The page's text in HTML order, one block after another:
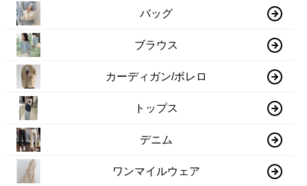
バッグ
ブラウス
カーディガン/ボレロ
トップス
デニム
ワンマイルウェア